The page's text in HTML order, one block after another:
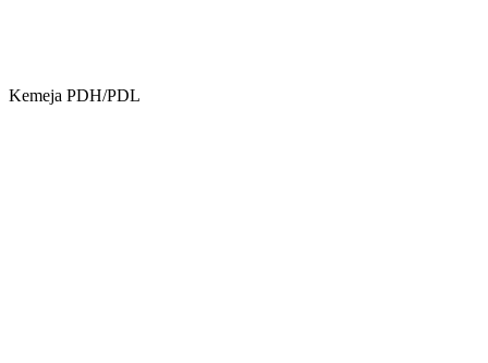
Kemeja PDH/PDL